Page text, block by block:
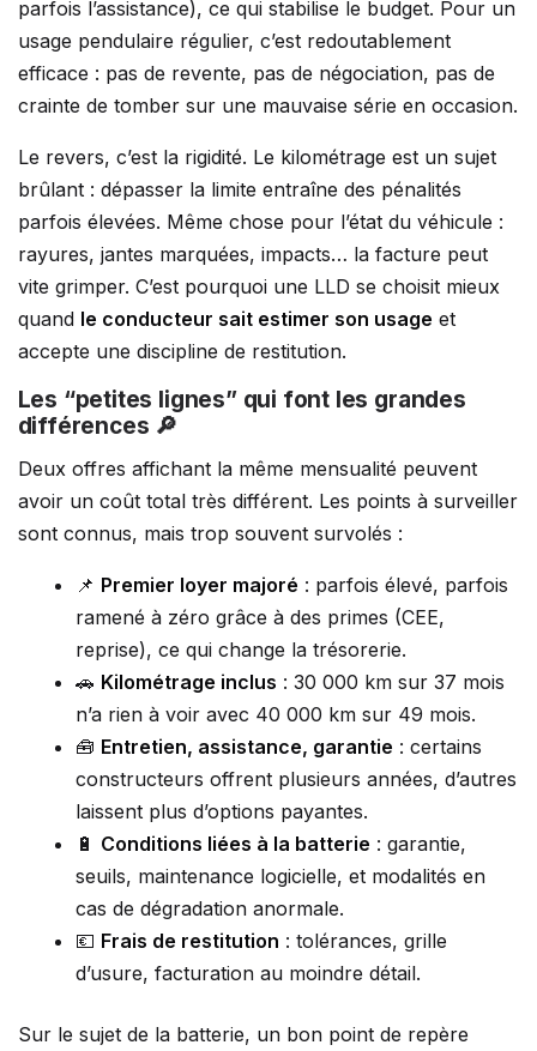
parfois l’assistance), ce qui stabilise le budget. Pour un
usage pendulaire régulier, c’est redoutablement
efficace : pas de revente, pas de négociation, pas de
crainte de tomber sur une mauvaise série en occasion.
Le revers, c’est la rigidité. Le kilométrage est un sujet
brûlant : dépasser la limite entraîne des pénalités
parfois élevées. Même chose pour l’état du véhicule :
rayures, jantes marquées, impacts… la facture peut
vite grimper. C’est pourquoi une LLD se choisit mieux
quand le conducteur sait estimer son usage et
accepte une discipline de restitution.
Les “petites lignes” qui font les grandes
différences 🔎
Deux offres affichant la même mensualité peuvent
avoir un coût total très différent. Les points à surveiller
sont connus, mais trop souvent survolés :
📌 Premier loyer majoré : parfois élevé, parfois
ramené à zéro grâce à des primes (CEE,
reprise), ce qui change la trésorerie.
🚗 Kilométrage inclus : 30 000 km sur 37 mois
n’a rien à voir avec 40 000 km sur 49 mois.
🧰 Entretien, assistance, garantie : certains
constructeurs offrent plusieurs années, d’autres
laissent plus d’options payantes.
🔋 Conditions liées à la batterie : garantie,
seuils, maintenance logicielle, et modalités en
cas de dégradation anormale.
💶 Frais de restitution : tolérances, grille
d’usure, facturation au moindre détail.
Sur le sujet de la batterie, un bon point de repère